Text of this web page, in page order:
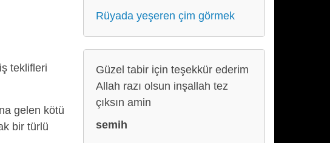
teklifleri
gelen kötü
bir türlü
Rüyada yeşeren çim görmek
Güzel tabir için teşekkür ederim
Allah razı olsun inşallah tez
çıksın amin
semih